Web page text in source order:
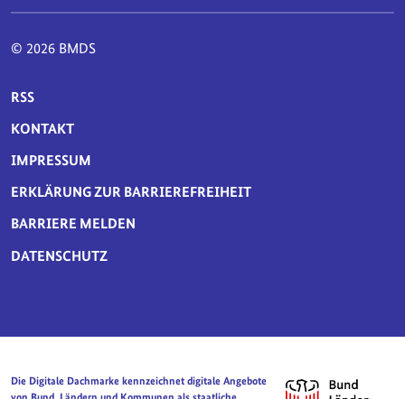
© 2026 BMDS
SERVICE-NAVIGATION FUSSBEREICH
RSS
KONTAKT
IMPRESSUM
ERKLÄRUNG ZUR BARRIEREFREIHEIT
BARRIERE MELDEN
DATENSCHUTZ
Die Digitale Dachmarke kennzeichnet digitale Angebote